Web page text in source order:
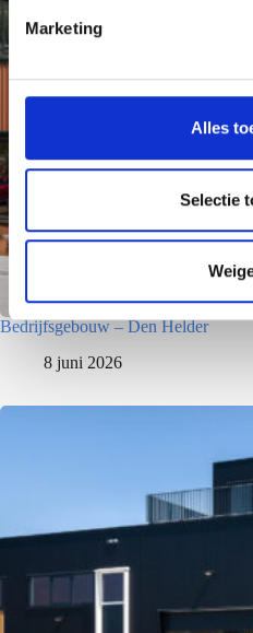
g
c
t
i
Marketing
Alles
Selectie
Bedrijfsgebouw – Den Helder
8 juni 2026